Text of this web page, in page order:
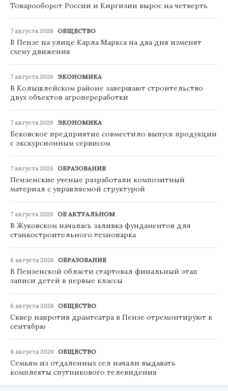
Товарооборот России и Киргизии вырос на четверть
7 августа 2026 ОБЩЕСТВО
В Пензе на улице Карла Маркса на два дня изменят
схему движения
7 августа 2026 ЭКОНОМИКА
В Колышлейском районе завершают строительство
двух объектов агропереработки
7 августа 2026 ЭКОНОМИКА
Бековское предприятие совместило выпуск продукции
с экскурсионным сервисом
7 августа 2026 ОБРАЗОВАНИЕ
Пензенские ученые разработали композитный
материал с управляемой структурой
7 августа 2026 ОБ АКТУАЛЬНОМ
В Жуковском началась заливка фундаментов для
станкостроительного технопарка
6 августа 2026 ОБРАЗОВАНИЕ
В Пензенской области стартовал финальный этап
записи детей в первые классы
6 августа 2026 ОБЩЕСТВО
Сквер напротив драмтеатра в Пензе отремонтируют к
сентябрю
6 августа 2026 ОБЩЕСТВО
Семьям из отдаленных сел начали выдавать
комплекты спутникового телевидения